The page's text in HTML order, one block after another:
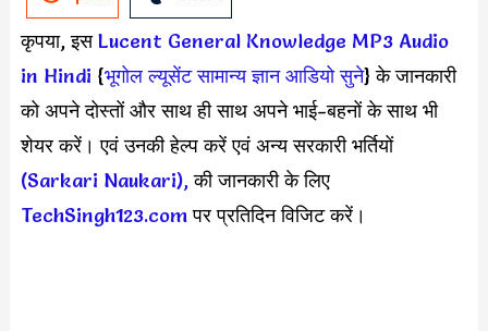
कृपया, इसLucent General Knowledge MP3 Audio
in Hindi {भूगोल ल्यूसेंट सामान्य ज्ञान आडियो सुने} के जानकारी
को अपने दोस्तों और साथ ही साथ अपने भाई-बहनों के साथ भी
शेयर करें। एवं उनकी हेल्प करें एवं अन्य सरकारी भर्तियों
(Sarkari Naukari),की जानकारी के लिए
TechSingh123.comपर प्रतिदिन विजिट करें।